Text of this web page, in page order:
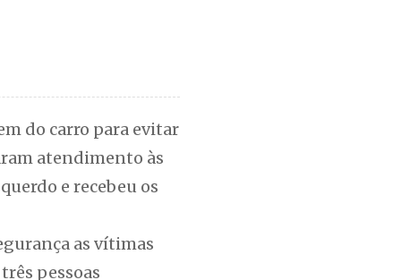
do carro para evitar
atendimento às
e recebeu os
as vítimas
pessoas